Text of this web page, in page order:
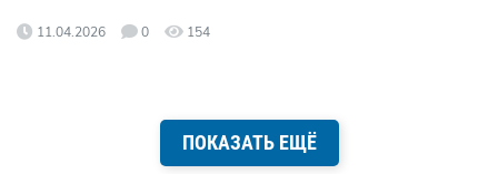
11.04.2026 0 154
ПОКАЗАТЬ ЕЩЁ